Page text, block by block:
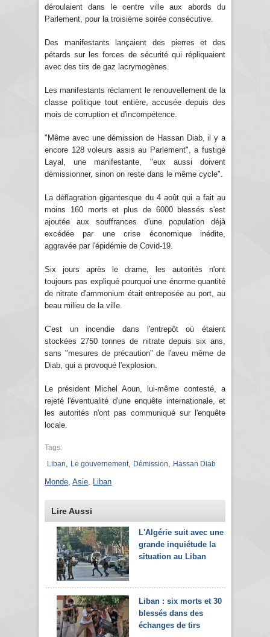
déroulaient dans le centre ville aux abords du
Parlement, pour la troisième soirée consécutive.
Des manifestants lançaient des pierres et des
pétards sur les forces de sécurité qui répliquaient
avec des tirs de gaz lacrymogènes.
Les manifestants réclament le renouvellement de la
classe politique tout entière, accusée depuis des
mois de corruption et d'incompétence.
"Même avec une démission de Hassan Diab, il y a
encore 128 voleurs assis au Parlement", a fustigé
Layal, une manifestante, "eux aussi doivent
démissionner, sinon on reste dans le même cycle".
La déflagration gigantesque du 4 août qui a fait au
moins 160 morts et plus de 6000 blessés s'est
ajoutée aux souffrances d'une population déjà
excédée par une crise économique inédite,
aggravée par l'épidémie de Covid-19.
Six jours après le drame, les autorités n'ont
toujours pas expliqué pourquoi une énorme quantité
de nitrate d'ammonium était entreposée au port, au
beau milieu de la ville.
C'est un incendie dans l'entrepôt où étaient
stockées 2750 tonnes de nitrate depuis six ans,
sans "mesures de précaution" de l'aveu même de
Diab, qui a provoqué l'explosion.
Le président Michel Aoun, lui-même contesté, a
rejeté l'éventualité d'une enquête internationale, et
les autorités n'ont pas communiqué sur l'enquête
locale.
Tags:
Liban
Le gouvernement, Démission Hassan Diab
Monde Asie Liban
Lire Aussi
L'Algérie suit avec une
grande inquiétude la
situation au Liban
Liban : six morts et 30
blessés dans des
échanges de tirs